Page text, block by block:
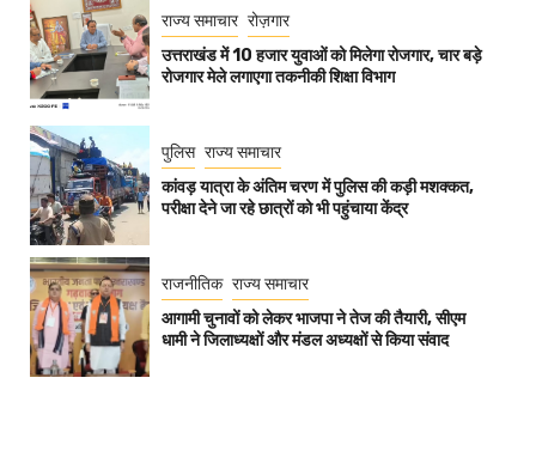
राज्य समाचार रोज़गार
उत्तराखंड में 10 हजार युवाओं को मिलेगा रोजगार, चार बड़े
रोजगार मेले लगाएगा तकनीकी शिक्षा विभाग
पुलिस राज्य समाचार
कांवड़ यात्रा के अंतिम चरण में पुलिस की कड़ी मशक्कत,
परीक्षा देने जा रहे छात्रों को भी पहुंचाया केंद्र
राजनीतिक राज्य समाचार
आगामी चुनावों को लेकर भाजपा ने तेज की तैयारी, सीएम
धामी ने जिलाध्यक्षों और मंडल अध्यक्षों से किया संवाद